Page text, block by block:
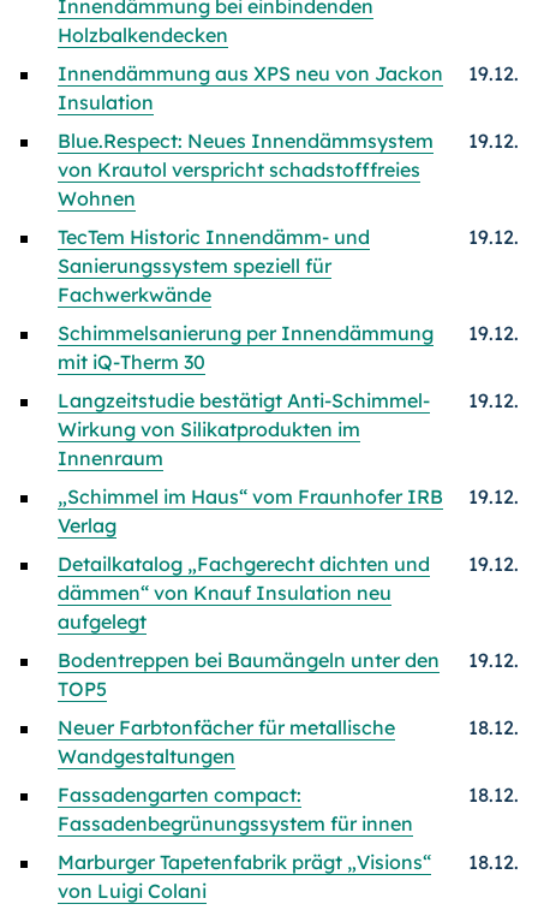
Innendämmung bei einbindenden
Holzbalkendecken
Innendämmung aus XPS neu von Jackon
Insulation
19.12.
Blue.Respect: Neues Innendämmsystem
von Krautol verspricht schadstofffreies
Wohnen
19.12.
TecTem Historic Innendämm- und
Sanierungssystem speziell für
Fachwerkwände
19.12.
Schimmelsanierung per Innendämmung
mit iQ-Therm 30
19.12.
Langzeitstudie bestätigt Anti-Schimmel-
Wirkung von Silikatprodukten im
Innenraum
19.12.
„Schimmel im Haus“ vom Fraunhofer IRB
Verlag
19.12.
Detailkatalog „Fachgerecht dichten und
dämmen“ von Knauf Insulation neu
aufgelegt
19.12.
Bodentreppen bei Baumängeln unter den
TOP5
19.12.
Neuer Farbtonfächer für metallische
Wandgestaltungen
18.12.
Fassadengarten compact:
Fassadenbegrünungssystem für innen
18.12.
Marburger Tapetenfabrik prägt „Visions“
von Luigi Colani
18.12.